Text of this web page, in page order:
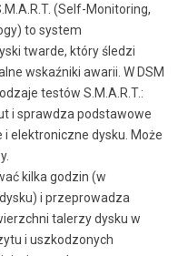
(Self-Monitoring,
to system
twarde, który śledzi
wskaźniki awarii. W DSM
testów S.M.A.R.T.:
i sprawdza podstawowe
elektroniczne dysku. Może
kilka godzin (w
i przeprowadza
talerzy dysku w
i uszkodzonych